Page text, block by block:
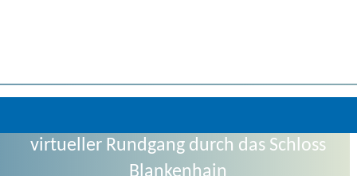
virtueller Rundgang durch das Schloss
Blankenhain